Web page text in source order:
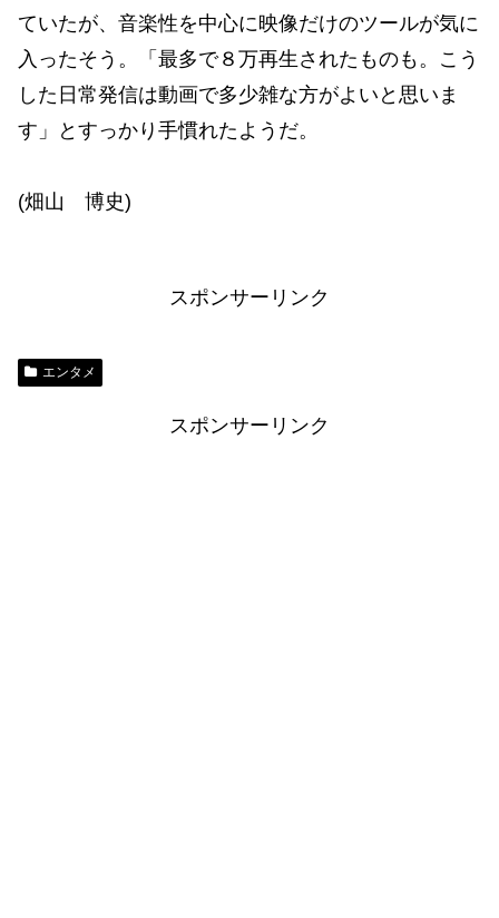
ていたが、音楽性を中心に映像だけのツールが気に
入ったそう。「最多で８万再生されたものも。こう
した日常発信は動画で多少雑な方がよいと思いま
す」とすっかり手慣れたようだ。
(畑山 博史)
スポンサーリンク
エンタメ
スポンサーリンク